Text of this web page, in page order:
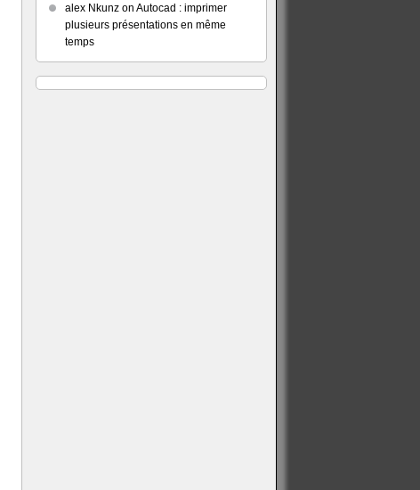
alex Nkunz on Autocad : imprimer
plusieurs présentations en même
temps